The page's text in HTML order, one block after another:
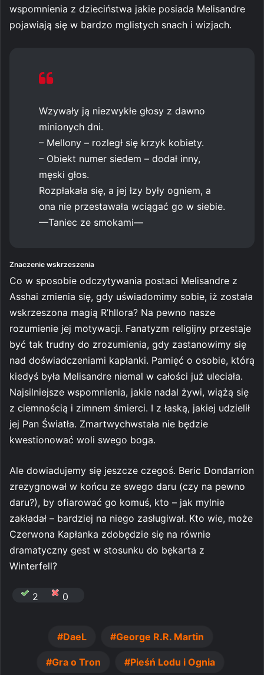
wspomnienia z dzieciństwa jakie posiada Melisandre
pojawiają się w bardzo mglistych snach i wizjach.
Wzywały ją niezwykłe głosy z dawno
minionych dni.
– Mellony – rozległ się krzyk kobiety.
– Obiekt numer siedem – dodał inny,
męski głos.
Rozpłakała się, a jej łzy były ogniem, a
ona nie przestawała wciągać go w siebie.
—Taniec ze smokami—
Znaczenie wskrzeszenia
Co w sposobie odczytywania postaci Melisandre z
Asshai zmienia się, gdy uświadomimy sobie, iż została
wskrzeszona magią R’hllora? Na pewno nasze
rozumienie jej motywacji. Fanatyzm religijny przestaje
być tak trudny do zrozumienia, gdy zastanowimy się
nad doświadczeniami kapłanki. Pamięć o osobie, którą
kiedyś była Melisandre niemal w całości już uleciała.
Najsilniejsze wspomnienia, jakie nadal żywi, wiążą się
z ciemnością i zimnem śmierci. I z łaską, jakiej udzielił
jej Pan Światła. Zmartwychwstała nie będzie
kwestionować woli swego boga.
Ale dowiadujemy się jeszcze czegoś. Beric Dondarrion
zrezygnował w końcu ze swego daru (czy na pewno
daru?), by ofiarować go komuś, kto – jak mylnie
zakładał – bardziej na niego zasługiwał. Kto wie, może
Czerwona Kapłanka zdobędzie się na równie
dramatyczny gest w stosunku do bękarta z
Winterfell?
2 0
DaeL George R.R. Martin
Gra o Tron Pieśń Lodu i Ognia